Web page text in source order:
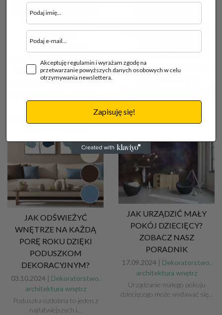
CIEPŁO, MIĘKKO I
DEKORACYJNE
PODUSZKI I DYWANY W
KOLORACH ZIEMI DO
PRZYTULNEGO SALONU
Fot. Mental Ether Współczesne
10 KREATYWNYCH
ARANŻACJĘ KANAPY Z
DEKORACYJNYMI
20.10.2024 |
Dekoratorstwo,
JAK ODŚWIEŻYĆ
WNĘTRZE NA KAŻDĄ
PORĘ ROKU DZIĘKI
PODUSZKOM
DEKORACYJNYM?
03.10.2024 | Dekoratorstwo,
architektura wnętrz
Poduszka ozdobna to jeden z
najłatwiejszych i...
JAK URZĄDZIĆ MAŁY
POKÓJ DZIECIĘCY?
ZOBACZ NASZ
PORADNIK
17.09.2024 | Dekoratorstwo,
architektura wnętrz
Urządzanie małego pokoju
dziecięcego może wydawać się...
Akceptuję regulamin i wyrażam zgodę na
przetwarzanie powyższych danych osobowych w celu
otrzymywania newslettera.
Zapisuję się!